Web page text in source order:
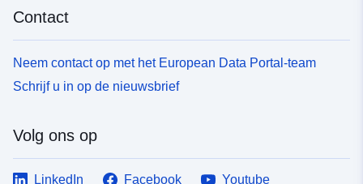
Contact
Neem contact op met het European Data Portal-team
Schrijf u in op de nieuwsbrief
Volg ons op
LinkedIn Facebook
Youtube